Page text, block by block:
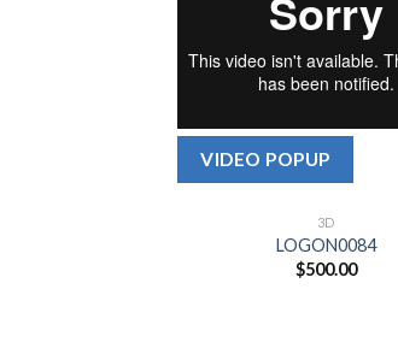
VIDEO POPUP
3D
LOGON0084
$500.00